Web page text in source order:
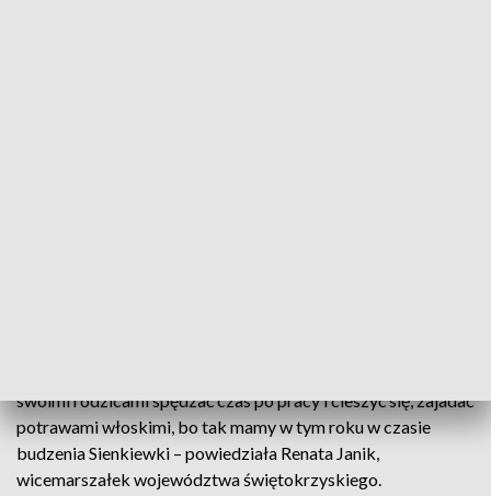
swoimi rodzicami spędzać czas po pracy i cieszyć się, zajadać
potrawami włoskimi, bo tak mamy w tym roku w czasie
budzenia Sienkiewki – powiedziała Renata Janik,
wicemarszałek województwa świętokrzyskiego.